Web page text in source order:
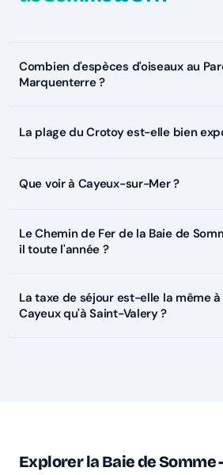
Combien d'espèces d'oiseaux au
Marquenterre ?
La plage du Crotoy est-elle bien
Que voir à Cayeux-sur-Mer ?
Le Chemin de Fer de la Baie de
il toute l'année ?
La taxe de séjour est-elle la même
Cayeux qu'à Saint-Valery ?
Explorer la Baie de